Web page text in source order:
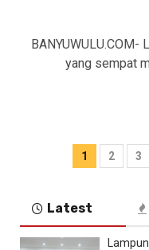
BANYUWULU.COM-
yang sempat
1 2 3
Latest